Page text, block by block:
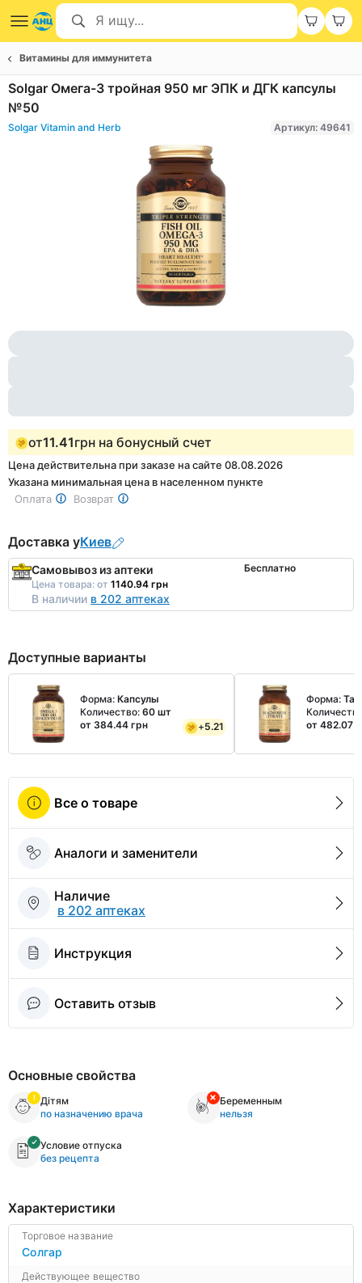
Витамины для иммунитета
Solgar Омега-3 тройная 950 мг ЭПК и ДГК капсулы
№50
Solgar Vitamin and Herb Артикул: 49641
1
of
от11.41грн на бонусный счет
Цена действительна при заказе на сайте 08.08.2026
Указана минимальная цена в населенном пункте
Оплата
Возврат
Доставка уКиев
Самовывоз из аптеки
Цена товара: от 1140.94 грн
В наличии в 202 аптеках
Бесплатно
Доступные варианты
Форма: Капсулы
Количество: 60 шт
от 384.44 грн
+5.21
Форма:
от 482.07
Все о товаре
Аналоги и заменители
Наличие
в 202 аптеках
Инструкция
Оставить отзыв
Основные свойства
Дітям
по назначению врача
Беременным
нельзя
Условие отпуска
без рецепта
Характеристики
Торговое название
Солгар
Действующее вещество